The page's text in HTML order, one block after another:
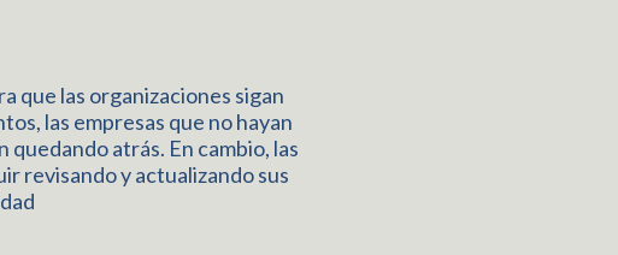
que las organizaciones sigan
las empresas que no hayan
atrás. En cambio, las
revisando y actualizando sus